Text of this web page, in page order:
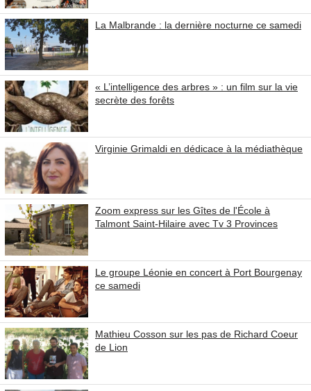
La Malbrande : la dernière nocturne ce samedi
« L’intelligence des arbres » : un film sur la vie
secrète des forêts
Virginie Grimaldi en dédicace à la médiathèque
Zoom express sur les Gîtes de l'École à
Talmont Saint-Hilaire avec Tv 3 Provinces
Le groupe Léonie en concert à Port Bourgenay
ce samedi
Mathieu Cosson sur les pas de Richard Coeur
de Lion